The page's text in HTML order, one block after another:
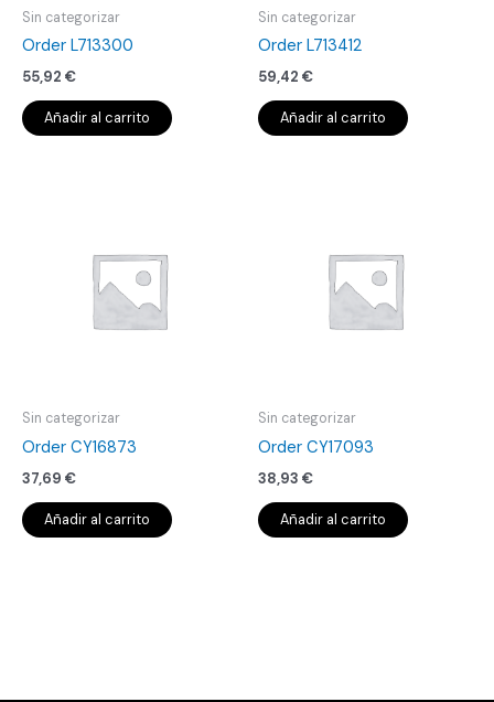
Sin categorizar
Order L713300
55,92 €
Añadir al carrito
Sin categorizar
Order L713412
59,42 €
Añadir al carrito
Sin categorizar
Order CY16873
37,69 €
Añadir al carrito
Sin categorizar
Order CY17093
38,93 €
Añadir al carrito